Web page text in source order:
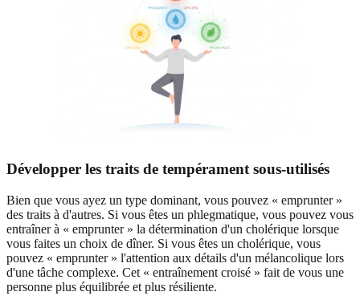
Développer les traits de tempérament sous-utilisés
Bien que vous ayez un type dominant, vous pouvez « emprunter »
des traits à d'autres. Si vous êtes un phlegmatique, vous pouvez vous
entraîner à « emprunter » la détermination d'un cholérique lorsque
vous faites un choix de dîner. Si vous êtes un cholérique, vous
pouvez « emprunter » l'attention aux détails d'un mélancolique lors
d'une tâche complexe. Cet « entraînement croisé » fait de vous une
personne plus équilibrée et plus résiliente.